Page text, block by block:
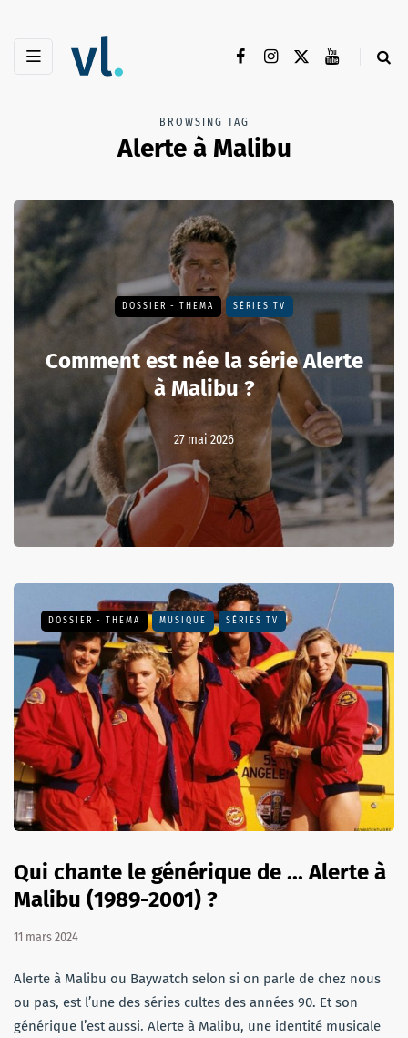
BROWSING TAG
Alerte à Malibu
DOSSIER - THEMA SÉRIES TV
Comment est née la série Alerte
à Malibu ?
27 mai 2026
DOSSIER - THEMA MUSIQUE SÉRIES TV
Qui chante le générique de ... Alerte à
Malibu (1989-2001) ?
11 mars 2024
Alerte à Malibu ou Baywatch selon si on parle de chez nous
ou pas, est l’une des séries cultes des années 90. Et son
générique l’est aussi. Alerte à Malibu, une identité musicale